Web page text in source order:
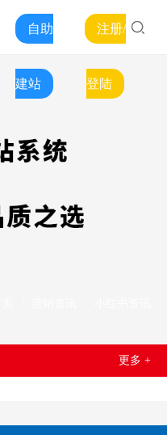
自助
建站
注册/
登陆
更多 +